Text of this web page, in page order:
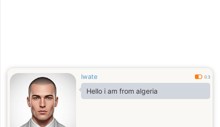
Iwate 0.3
Hello i am from algeria